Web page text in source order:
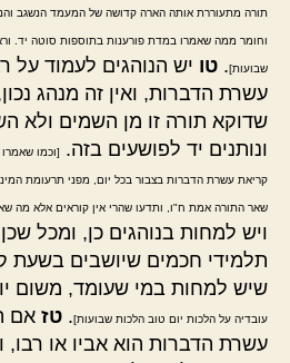
תורה מתעוררת אותה הארה קדושה של המעמד הנשגב
וחומר ממה שאמרו במדת פורענות בתוספות סוטה יד.
שבועות]. טו יש הנוהגים לעמוד
עשרת הדברות, ואין זה מנהג
שדוקא תורה זו מן השמים ולא
ונותנים יד לפושעים בזה.
[וכמו
קריאת עשרת הדברות בצבור בכל יום, מפני תרעומת
שאר התורה אמת ח"ו, ותדעו שהרי אין קוראים אלא מה
ויש למחות בנוהגים כן, ומכל
תלמידי חכמים שיושבים בשעת
שיש למחות במי שעומד, משום
עובדיה על הלכות יום טוב הלכות שבועות]. טז אם
עשרת הדברות הוא אביו או רבו,